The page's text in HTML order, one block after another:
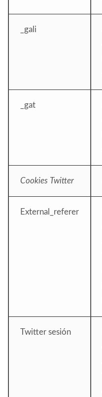
_gali
_gat
Cookies Twitter
External_referer
Twitter sesión